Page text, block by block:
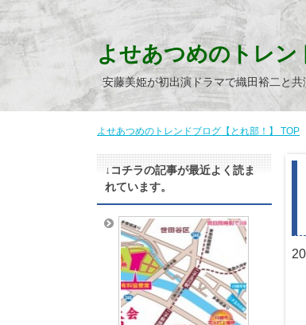
よせあつめのトレン
安藤美姫が初出演ドラマで織田裕二と
よせあつめのトレンドブログ【とれ部！】 TOP
↓コチラの記事が最近よく読ま
れています。